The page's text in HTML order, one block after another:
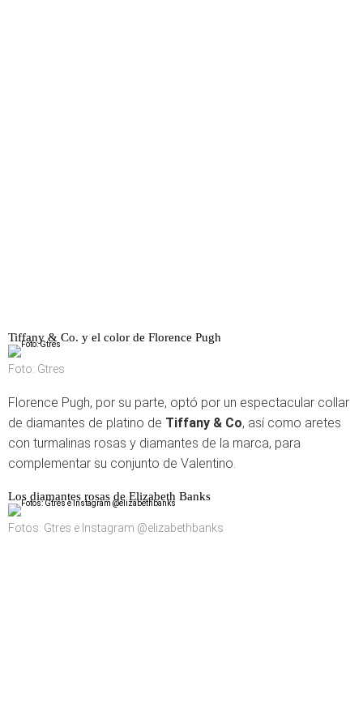
Tiffany & Co. y el color de Florence Pugh
Foto: Gtres
Florence Pugh, por su parte, optó por un espectacular collar
de diamantes de platino de Tiffany & Co, así como aretes
con turmalinas rosas y diamantes de la marca, para
complementar su conjunto de Valentino.
Los diamantes rosas de Elizabeth Banks
Fotos: Gtres e Instagram @elizabethbanks